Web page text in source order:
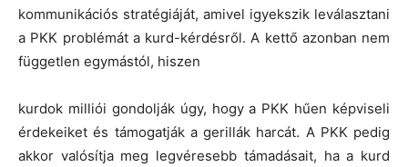
kommunikációs stratégiáját, amivel igyekszik leválasztani
a PKK problémát a kurd-kérdésről. A kettő azonban nem
független egymástól, hiszen
kurdok milliói gondolják úgy, hogy a PKK hűen képviseli
érdekeiket és támogatják a gerillák harcát. A PKK pedig
akkor valósítja meg legvéresebb támadásait, ha a kurd